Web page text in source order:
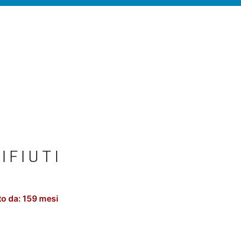
da: 159 mesi